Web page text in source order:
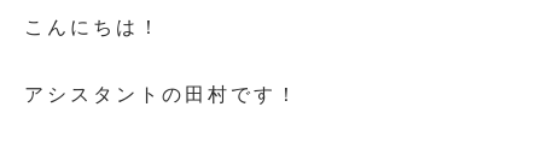
こんにちは！
アシスタントの田村です！